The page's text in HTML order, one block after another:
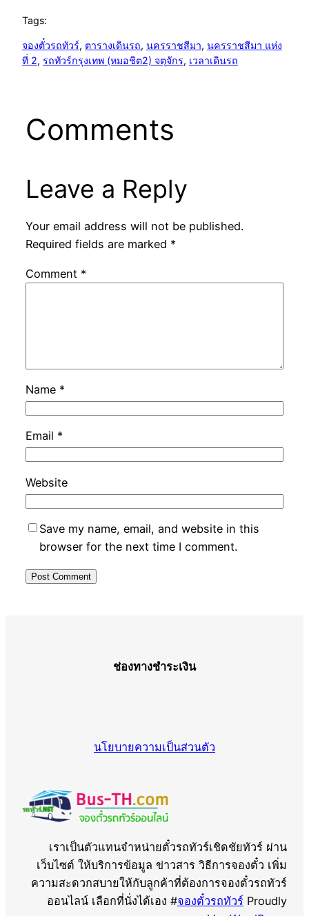
Tags:
จองตั๋วรถทัวร์, ตารางเดินรถ, นครราชสีมา, นครราชสีมา แห่ง
ที่ 2, รถทัวร์กรุงเทพ (หมอชิต2) จตุจักร, เวลาเดินรถ
Comments
Leave a Reply
Your email address will not be published.
Required fields are marked *
Comment *
Name *
Email *
Website
Save my name, email, and website in this
browser for the next time I comment.
ช่องทางชำระเงิน
นโยบายความเป็นส่วนตัว
เราเป็นตัวแทนจำหน่ายตั๋วรถทัวร์เชิดชัยทัวร์ ผ่าน
เว็บไซต์ ให้บริการข้อมูล ข่าวสาร วิธีการจองตั๋ว เพิ่ม
ความสะดวกสบายให้กับลูกค้าที่ต้องการจองตั๋วรถทัวร์
ออนไลน์ เลือกที่นั่งได้เอง #จองตั๋วรถทัวร์ Proudly